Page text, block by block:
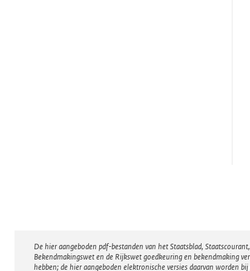
Disclaimer
De hier aangeboden pdf-bestanden van het Staatsblad,
Bekendmakingswet en de Rijkswet goedkeuring en bekendmaking
hebben; de hier aangeboden elektronische versies daarvan worden